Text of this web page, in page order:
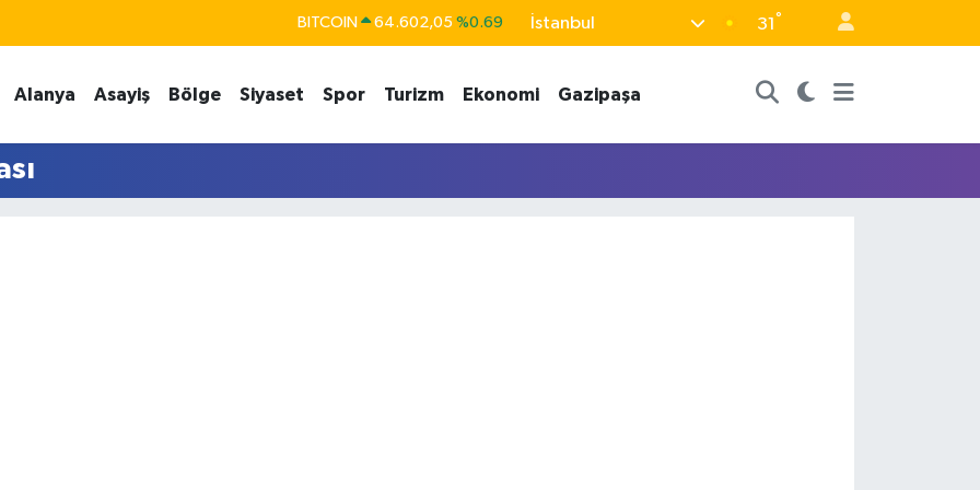
BITCOIN 64.602,05 %0.69
EURO 55,0250 %0.02
STERLİN 64,2398 %0.2
İstanbul 31 °
Alanya Asayiş Bölge Siyaset Spor Turizm Ekonomi Gazipaşa